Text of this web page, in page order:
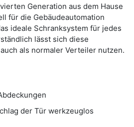
Generation aus dem Hause
für die Gebäudeautomation
ideale Schranksystem für jedes
lässt sich diese
als normaler Verteiler nutzen.
der Tür werkzeuglos